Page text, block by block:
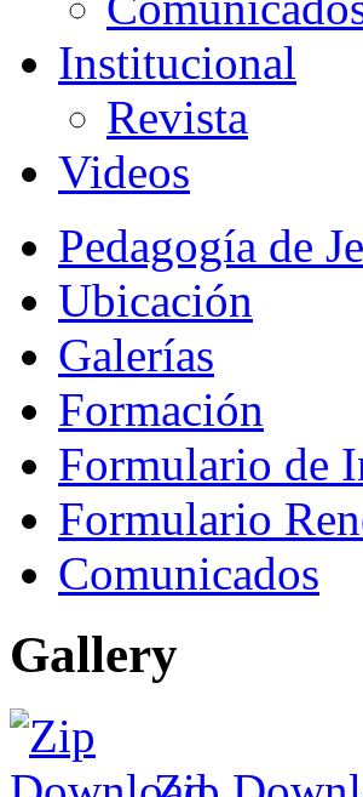
Institucional
Revista
Videos
Pedagogía de
Ubicación
Galerías
Formación
Formulario de
Formulario
Comunicados
Gallery